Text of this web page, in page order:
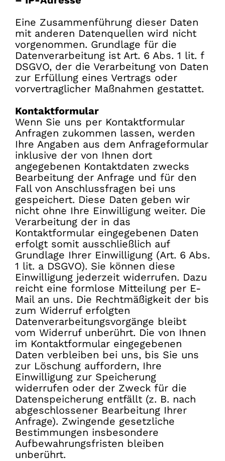
Eine Zusammenführung dieser Daten
mit anderen Datenquellen wird nicht
vorgenommen. Grundlage für die
Datenverarbeitung ist Art. 6 Abs. 1 lit. f
DSGVO, der die Verarbeitung von Daten
zur Erfüllung eines Vertrags oder
vorvertraglicher Maßnahmen gestattet.
Kontaktformular
Wenn Sie uns per Kontaktformular
Anfragen zukommen lassen, werden
Ihre Angaben aus dem Anfrageformular
inklusive der von Ihnen dort
angegebenen Kontaktdaten zwecks
Bearbeitung der Anfrage und für den
Fall von Anschlussfragen bei uns
gespeichert. Diese Daten geben wir
nicht ohne Ihre Einwilligung weiter. Die
Verarbeitung der in das
Kontaktformular eingegebenen Daten
erfolgt somit ausschließlich auf
Grundlage Ihrer Einwilligung (Art. 6 Abs.
1 lit. a DSGVO). Sie können diese
Einwilligung jederzeit widerrufen. Dazu
reicht eine formlose Mitteilung per E-
Mail an uns. Die Rechtmäßigkeit der bis
zum Widerruf erfolgten
Datenverarbeitungsvorgänge bleibt
vom Widerruf unberührt. Die von Ihnen
im Kontaktformular eingegebenen
Daten verbleiben bei uns, bis Sie uns
zur Löschung auffordern, Ihre
Einwilligung zur Speicherung
widerrufen oder der Zweck für die
Datenspeicherung entfällt (z. B. nach
abgeschlossener Bearbeitung Ihrer
Anfrage). Zwingende gesetzliche
Bestimmungen insbesondere
Aufbewahrungsfristen bleiben
unberührt.